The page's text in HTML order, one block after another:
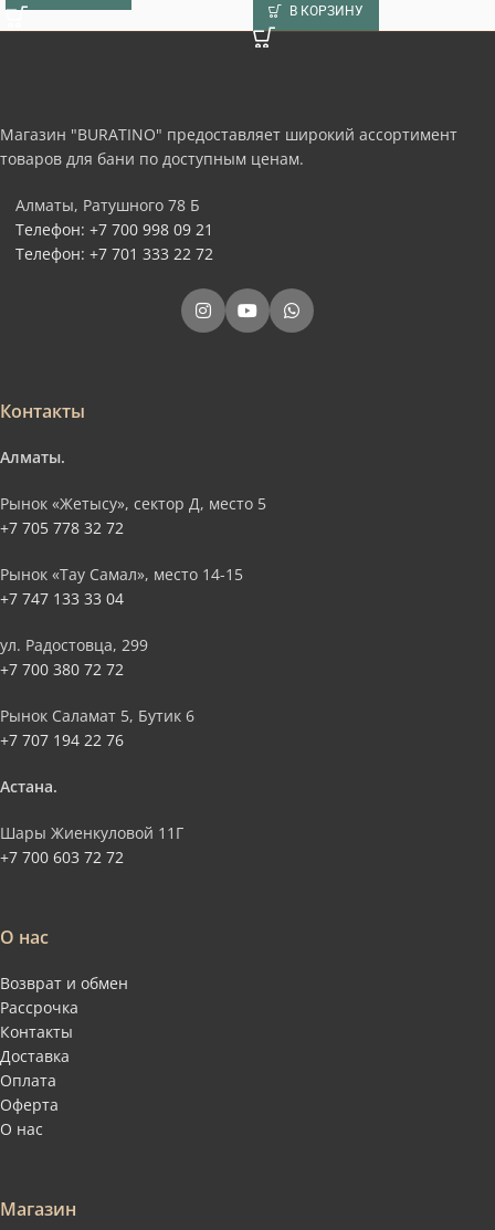
В КОРЗИНУ
Магазин "BURATINO" предоставляет широкий ассортимент
товаров для бани по доступным ценам.
Алматы, Ратушного 78 Б
Телефон: +7 700 998 09 21
Телефон: +7 701 333 22 72
Контакты
Алматы.
Рынок «Жетысу», сектор Д, место 5
+7 705 778 32 72
Рынок «Тау Самал», место 14-15
+7 747 133 33 04
ул. Радостовца, 299
+7 700 380 72 72
Рынок Саламат 5, Бутик 6
+7 707 194 22 76
Астана.
Шары Жиенкуловой 11Г
+7 700 603 72 72
О нас
Возврат и обмен
Рассрочка
Контакты
Доставка
Оплата
Оферта
О нас
Магазин